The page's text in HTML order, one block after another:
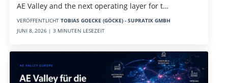
AE Valley and the next operating layer for t…
VERÖFFENTLICHT TOBIAS GOECKE (GÖCKE) - SUPRATIX GMBH
JUNI 8, 2026 | 3 MINUTEN LESEZEIT